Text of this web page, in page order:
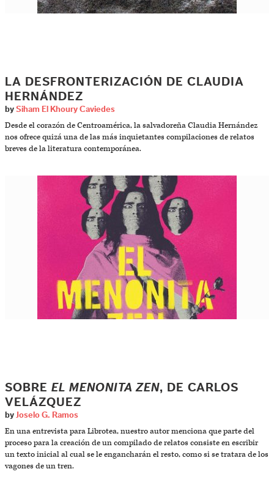
LA DESFRONTERIZACIÓN DE CLAUDIA
HERNÁNDEZ
by Siham El Khoury Caviedes
Desde el corazón de Centroamérica, la salvadoreña Claudia Hernández
nos ofrece quizá una de las más inquietantes compilaciones de relatos
breves de la literatura contemporánea.
SOBRE EL MENONITA ZEN, DE CARLOS
VELÁZQUEZ
by Joselo G. Ramos
En una entrevista para Librotea, nuestro autor menciona que parte del
proceso para la creación de un compilado de relatos consiste en escribir
un texto inicial al cual se le engancharán el resto, como si se tratara de los
vagones de un tren.